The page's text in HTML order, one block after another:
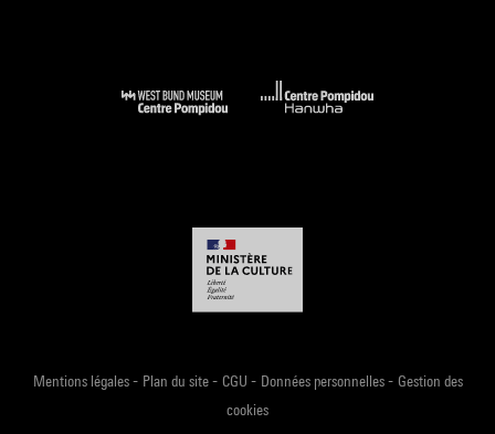
Mentions légales- Plan du site- CGU - Données personnelles- Gestion des
cookies